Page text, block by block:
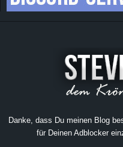
Danke, dass Du meinen Blog
für Deinen Adblocker